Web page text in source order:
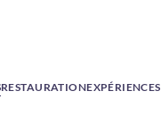
RESTAURATIONEXPÉRIENCES